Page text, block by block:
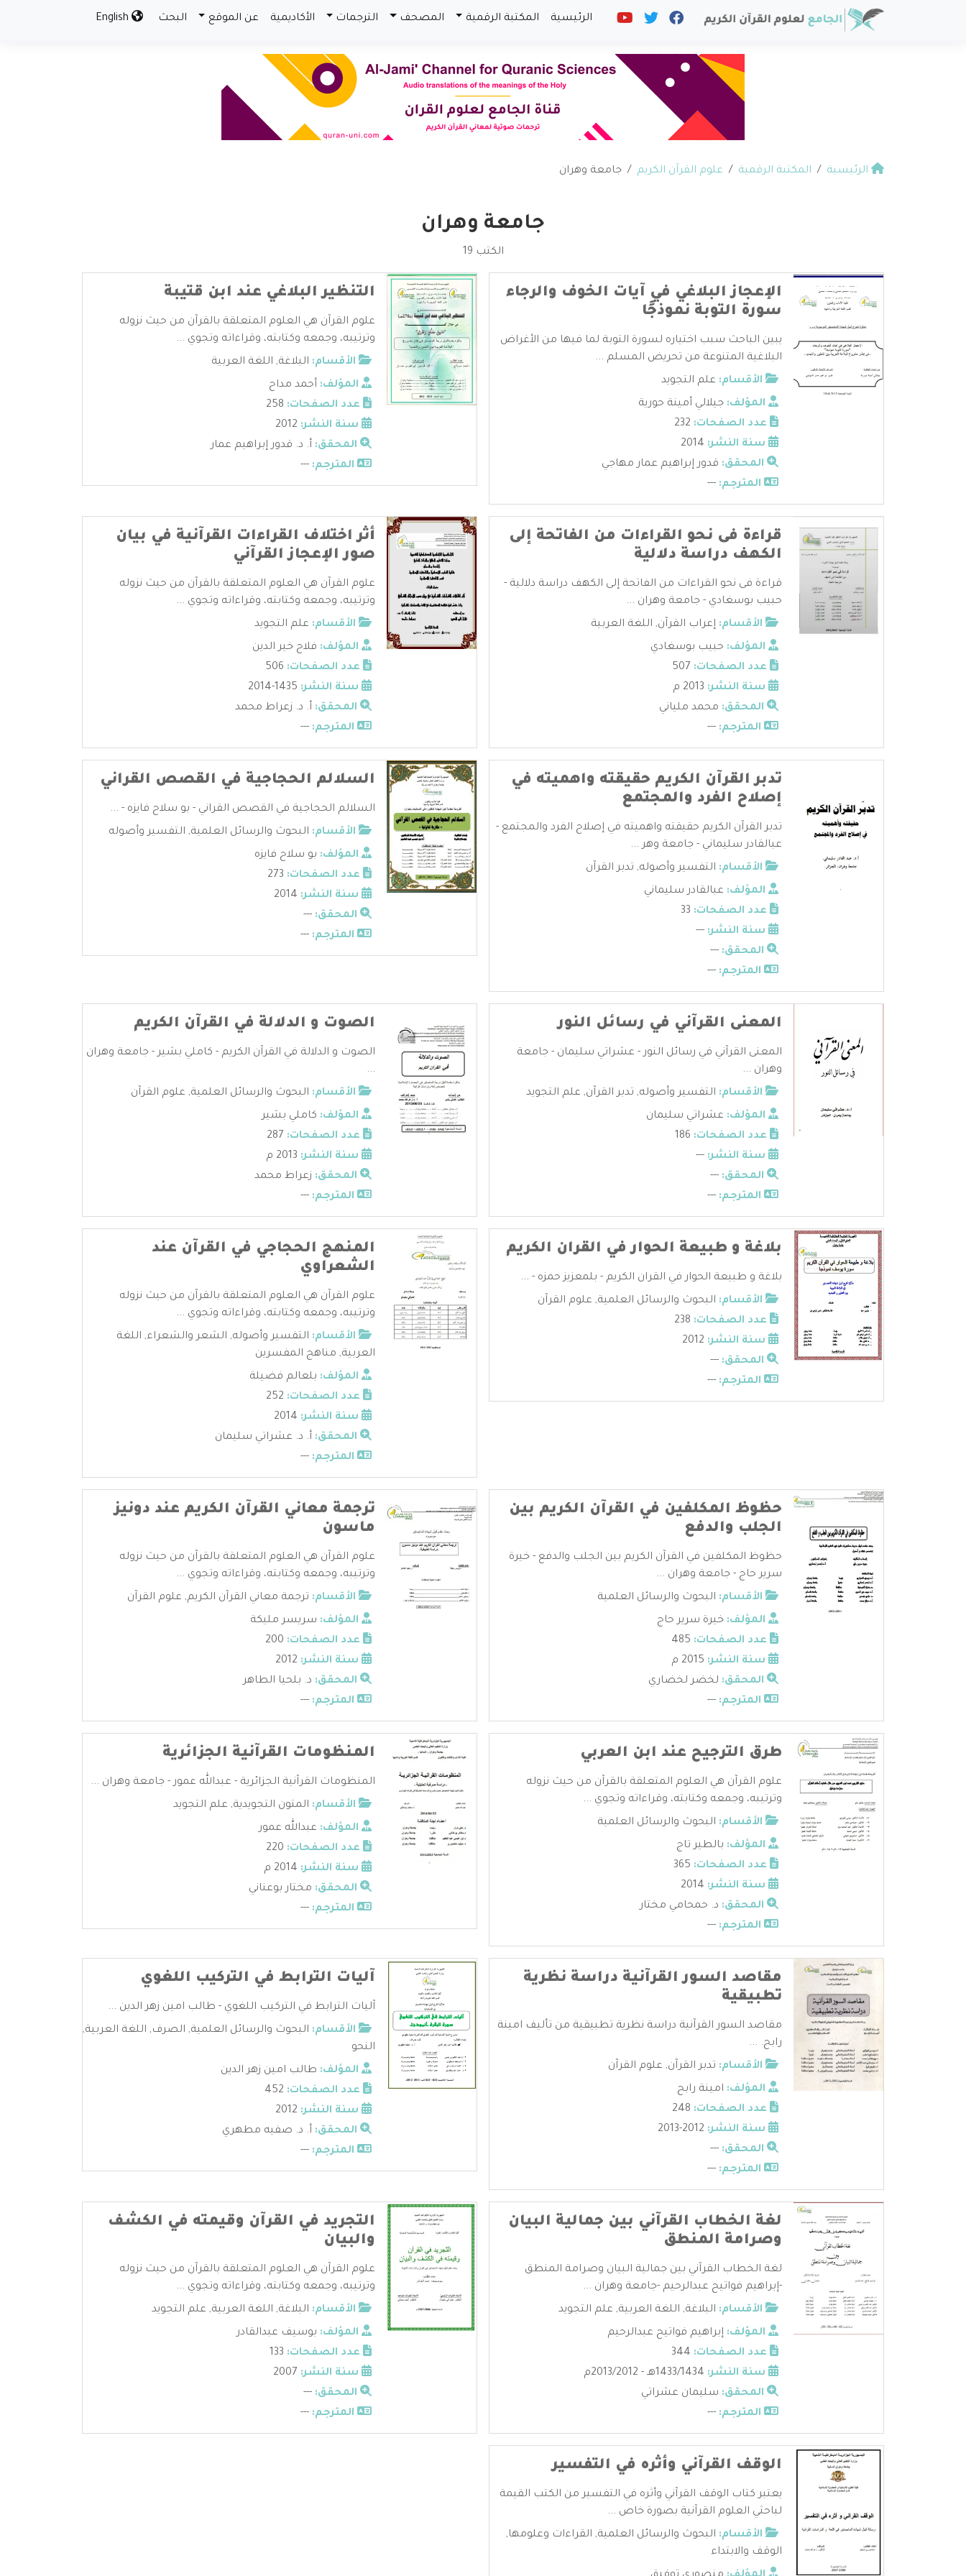
الرئيسية المكتبة الرقمية المصحف الترجمات الأكاديمية عن الموقع البحث
الرئيسية المكتبة الرقمية علوم القرآن الكريم جامعة وهران
جامعة وهران
الكتب 19
الإعجاز البلاغي في آيات الخوف والرجاء
سورة التوبة نموذجًا
يبين الباحث سبب اختياره لسورة التوبة لما فيها من الأغراض
البلاغية المتنوعة من تحريض المسلم ...
الأقسام: علم التجويد
المؤلف: جيلالي أمينة حورية
عدد الصفحات:
سنة النشر:
المحقق: قدور إبراهيم عمار مهاجي
المترجم: ---
التنظير البلاغي عند ابن قتيبة
علوم القرآن هي العلوم المتعلقة بالقرآن من حيث نزوله
وترتيبه، وجمعه وكتابته، وقراءاته وتجوي ...
الأقسام: البلاغة, اللغة العربية
المؤلف: أحمد مداح
عدد الصفحات:
سنة النشر:
المحقق: أ. د. قدور إبراهيم عمار
المترجم: ---
قراءة فى نحو القراءات من الفاتحة إلى
الكهف دراسة دلالية
قراءة فى نحو القراءات من الفاتحة إلى الكهف دراسة دلالية -
حبيب بوسغادي - جامعة وهران ...
الأقسام: إعراب القرآن, اللغة العربية
المؤلف: حبيب بوسغادي
عدد الصفحات:
سنة النشر:
المحقق: محمد ملياني
المترجم: ---
أثر اختلاف القراءات القرآنية في بيان
صور الإعجاز القرآني
علوم القرآن هي العلوم المتعلقة بالقرآن من حيث نزوله
وترتيبه، وجمعه وكتابته، وقراءاته وتجوي ...
الأقسام: علم التجويد
المؤلف: فلاح خير الدين
عدد الصفحات:
سنة النشر:
المحقق: أ. د. زعراط محمد
المترجم: ---
تدبر القرآن الكريم حقيقته واهميته في
إصلاح الفرد والمجتمع
تدبر القرآن الكريم حقيقته واهميته في إصلاح الفرد والمجتمع -
عبالقادر سليماني - جامعة وهر ...
الأقسام: التفسير وأصوله, تدبر القرآن
المؤلف: عبالقادر سليماني
عدد الصفحات:
سنة النشر: ---
المحقق: ---
المترجم: ---
السلالم الحجاجية في القصص القراني
السلالم الحجاجية في القصص القراني - بو سلاح فايزه - ...
الأقسام: البحوث والرسائل العلمية, التفسير وأصوله
المؤلف: بو سلاح فايزه
عدد الصفحات:
سنة النشر:
المحقق: ---
المترجم: ---
المعنى القرآني في رسائل النور
المعنى القرآني في رسائل النور - عشراتي سليمان - جامعة
وهران ...
الأقسام: التفسير وأصوله, تدبر القرآن, علم التجويد
المؤلف: عشراتي سليمان
عدد الصفحات:
سنة النشر: ---
المحقق: ---
المترجم: ---
الصوت و الدلالة في القرآن الكريم
الصوت و الدلالة في القرآن الكريم - كاملي بشير - جامعة وهران
...
الأقسام: البحوث والرسائل العلمية, علوم القرآن
المؤلف: كاملي بشير
عدد الصفحات:
سنة النشر:
المحقق: زعراط محمد
المترجم: ---
بلاغة و طبيعة الحوار في القران الكريم
بلاغة و طبيعة الحوار في القران الكريم - بلمعزيز حمزه - ...
الأقسام: البحوث والرسائل العلمية, علوم القرآن
عدد الصفحات:
سنة النشر:
المحقق: ---
المترجم: ---
المنهج الحجاجي في القرآن عند
الشعراوي
علوم القرآن هي العلوم المتعلقة بالقرآن من حيث نزوله
وترتيبه، وجمعه وكتابته، وقراءاته وتجوي ...
الأقسام: التفسير وأصوله, الشعر والشعراء, اللغة
العربية, مناهج المفسرين
المؤلف: بلعالم فضيلة
عدد الصفحات:
سنة النشر:
المحقق: أ. د. عشراتي سليمان
المترجم: ---
حظوظ المكلفين في القرآن الكريم بين
الجلب والدفع
حظوظ المكلفين في القرآن الكريم بين الجلب والدفع - خيرة
سرير حاج - جامعة وهران ...
الأقسام: البحوث والرسائل العلمية
المؤلف: خيرة سرير حاج
عدد الصفحات:
سنة النشر:
المحقق: لخضر لخضاري
المترجم: ---
ترجمة معاني القرآن الكريم عند دونيز
ماسون
علوم القرآن هي العلوم المتعلقة بالقرآن من حيث نزوله
وترتيبه، وجمعه وكتابته، وقراءاته وتجوي ...
الأقسام: ترجمة معاني القرآن الكريم, علوم القرآن
المؤلف: سريسر مليكة
عدد الصفحات:
سنة النشر:
المحقق: د. بلحيا الطاهر
المترجم: ---
طرق الترجيح عند ابن العربي
علوم القرآن هي العلوم المتعلقة بالقرآن من حيث نزوله
وترتيبه، وجمعه وكتابته، وقراءاته وتجوي ...
الأقسام: البحوث والرسائل العلمية
المؤلف: بالطير تاج
عدد الصفحات:
سنة النشر:
المحقق: د. حمحامي مختار
المترجم: ---
المنظومات القرآنية الجزائرية
المنظومات القرآنية الجزائرية - عبدالله عمور - جامعة وهران ...
الأقسام: المتون التجويدية, علم التجويد
المؤلف: عبدالله عمور
عدد الصفحات:
سنة النشر:
المحقق: مختار بوعناني
المترجم: ---
مقاصد السور القرآنية دراسة نظرية
تطبيقية
مقاصد السور القرآنية دراسة نظرية تطبيقية من تأليف امينة
رابح. ...
الأقسام: تدبر القرآن, علوم القرآن
المؤلف: امينة رابح
عدد الصفحات:
سنة النشر:
المحقق: ---
المترجم: ---
آليات الترابط في التركيب اللغوي
آليات الترابط في التركيب اللغوي - طالب امين زهر الدين ...
الأقسام: البحوث والرسائل العلمية, الصرف, اللغة العربية,
النحو
المؤلف: طالب امين زهر الدين
عدد الصفحات:
سنة النشر:
المحقق: أ. د. صفيه مطهري
المترجم: ---
لغة الخطاب القرآني بين جمالية البيان
وصرامة المنطق
لغة الخطاب القرآني بين جمالية البيان وصرامة المنطق
-إبراهيم فواتيح عبدالرحيم -جامعة وهران ...
الأقسام: البلاغة, اللغة العربية, علم التجويد
المؤلف: إبراهيم فواتيح عبدالرحيم
عدد الصفحات:
سنة النشر:
المحقق: سليمان عشراتي
المترجم: ---
التجريد في القرآن وقيمته في الكشف
والبيان
علوم القرآن هي العلوم المتعلقة بالقرآن من حيث نزوله
وترتيبه، وجمعه وكتابته، وقراءاته وتجوي ...
الأقسام: البلاغة, اللغة العربية, علم التجويد
المؤلف: بوسيف عبدالقادر
عدد الصفحات:
سنة النشر:
المحقق: ---
المترجم: ---
الوقف القرآني وأثره في التفسير
يعتبر كتاب الوقف القرآني وأثره في التفسير من الكتب القيمة
لباحثي العلوم القرآنية بصورة خاص ...
الأقسام: البحوث والرسائل العلمية, القراءات وعلومها,
الوقف والابتداء